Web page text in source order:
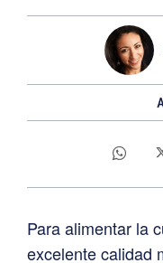
Para alimentar la
excelente calidad